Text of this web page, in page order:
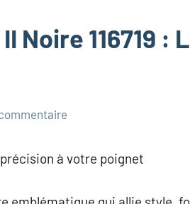
Noire 116719 :
précision à votre poignet